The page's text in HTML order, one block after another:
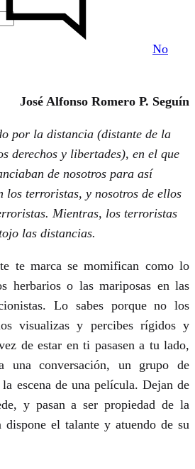
No
José Alfonso Romero P. Seguín
por la distancia (distante de la
derechos y libertades), en el que
de nosotros para así
los terroristas, y nosotros de ellos
Mientras, los terroristas
las distancias.
te marca se momifican como lo
herbarios o las mariposas en las
Lo sabes porque no los
visualizas y percibes rígidos y
de estar en ti pasasen a tu lado,
una conversación, un grupo de
escena de una película. Dejan de
y pasan a ser propiedad de la
dispone el talante y atuendo de su